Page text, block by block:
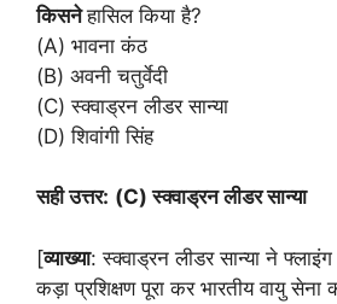
किसनेहासिल किया है?
(A) भावना कंठ
(B) अवनी चतुर्वेदी
(C) स्क्वाड्रन लीडर सान्या
(D) शिवांगी सिंह
सही उत्तर: (C) स्क्वाड्रन लीडर सान्या
[व्याख्या: स्क्वाड्रन लीडर सान्या ने
कड़ा प्रशिक्षण पूरा कर भारतीय वायु सेना